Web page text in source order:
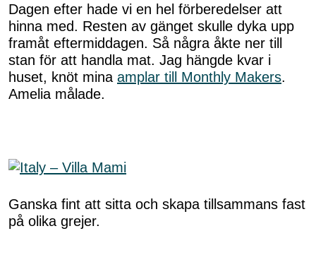
Dagen efter hade vi en hel förberedelser att
hinna med. Resten av gänget skulle dyka upp
framåt eftermiddagen. Så några åkte ner till
stan för att handla mat. Jag hängde kvar i
huset, knöt mina amplar till Monthly Makers.
Amelia målade.
Ganska fint att sitta och skapa tillsammans fast
på olika grejer.